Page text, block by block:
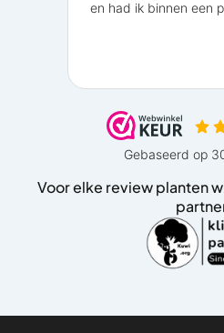
Voor elke review planten